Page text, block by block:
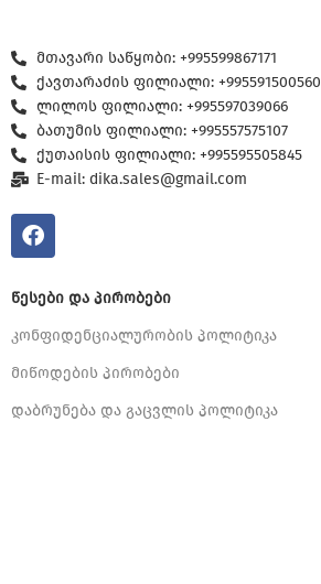
მთავარი საწყობი: +995599867171
ქავთარაძის ფილიალი: +995591500560
ლილოს ფილიალი: +995597039066
ბათუმის ფილიალი: +995557575107
ქუთაისის ფილიალი: +995595505845
E-mail: dika.sales@gmail.com
ᲬᲔᲡᲔᲑᲘ ᲓᲐ ᲞᲘᲠᲝᲑᲔᲑᲘ
კონფიდენციალურობის პოლიტიკა
მიწოდების პირობები
დაბრუნება და გაცვლის პოლიტიკა